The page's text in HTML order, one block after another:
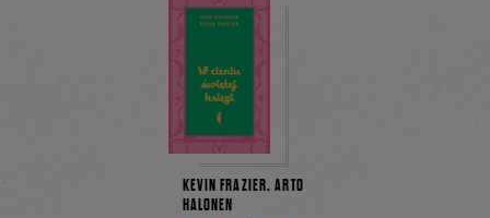
KEVIN FRAZIER, ARTO
HALONEN